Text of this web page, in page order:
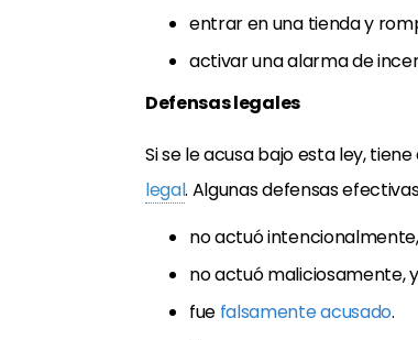
entrar en una tienda y
activar una alarma de
Defensas legales
Si se le acusa bajo esta ley,
legal. Algunas defensas
no actuó intencionalmente,
no actuó maliciosamente,
fue falsamente acusado.